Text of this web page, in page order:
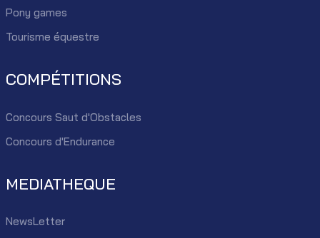
Pony games
Tourisme équestre
COMPÉTITIONS
Concours Saut d'Obstacles
Concours d'Endurance
MEDIATHEQUE
NewsLetter